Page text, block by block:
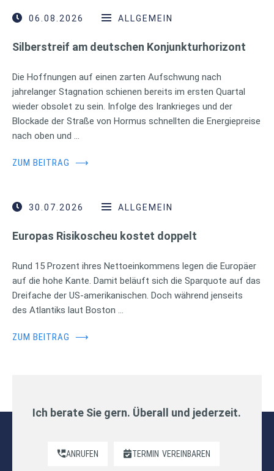
06.08.2026 ALLGEMEIN
Silberstreif am deutschen Konjunkturhorizont
Die Hoffnungen auf einen zarten Aufschwung nach
jahrelanger Stagnation schienen bereits im ersten Quartal
wieder obsolet zu sein. Infolge des Irankrieges und der
Blockade der Straße von Hormus schnellten die Energiepreise
nach oben und …
ZUM BEITRAG ⟶
30.07.2026 ALLGEMEIN
Europas Risikoscheu kostet doppelt
Rund 15 Prozent ihres Nettoeinkommens legen die Europäer
auf die hohe Kante. Damit beläuft sich die Sparquote auf das
Dreifache der US-amerikanischen. Doch während jenseits
des Atlantiks laut Boston …
ZUM BEITRAG ⟶
Ich berate Sie gern. Überall und jederzeit.
ANRUFEN TERMIN VEREINBAREN